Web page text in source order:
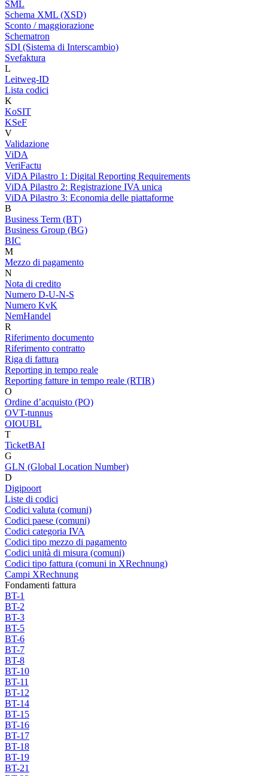
SML
Schema XML (XSD)
Sconto / maggiorazione
Schematron
SDI (Sistema di Interscambio)
Svefaktura
L
Leitweg-ID
Lista codici
K
KoSIT
KSeF
V
Validazione
ViDA
VeriFactu
ViDA Pilastro 1: Digital Reporting Requirements
ViDA Pilastro 2: Registrazione IVA unica
ViDA Pilastro 3: Economia delle piattaforme
B
Business Term (BT)
Business Group (BG)
BIC
M
Mezzo di pagamento
N
Nota di credito
Numero D-U-N-S
Numero KvK
NemHandel
R
Riferimento documento
Riferimento contratto
Riga di fattura
Reporting in tempo reale
Reporting fatture in tempo reale (RTIR)
O
Ordine d’acquisto (PO)
OVT-tunnus
OIOUBL
T
TicketBAI
G
GLN (Global Location Number)
D
Digipoort
Liste di codici
Codici valuta (comuni)
Codici paese (comuni)
Codici categoria IVA
Codici tipo mezzo di pagamento
Codici unità di misura (comuni)
Codici tipo fattura (comuni in XRechnung)
Campi XRechnung
Fondamenti fattura
BT-1
BT-2
BT-3
BT-5
BT-6
BT-7
BT-8
BT-10
BT-11
BT-12
BT-14
BT-15
BT-16
BT-17
BT-18
BT-19
BT-21